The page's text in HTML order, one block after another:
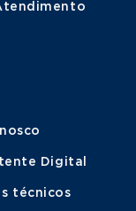
Digital
técnicos